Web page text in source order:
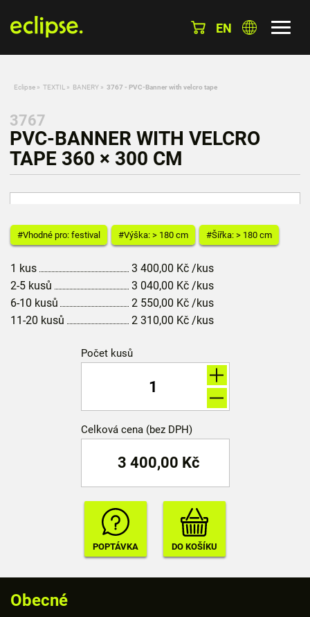
EN
Eclipse » TEXTIL » BANERY » 3767 - PVC-Banner with velcro tape
3767
PVC-BANNER WITH VELCRO
TAPE 360 × 300 CM
#Vhodné pro: festival #Výška: > 180 cm #Šířka: > 180 cm
1 kus 3 400,00 Kč /kus
2-5 kusů
3 040,00 Kč /kus
6-10 kusů
2 550,00 Kč /kus
11-20 kusů
2 310,00 Kč /kus
Počet kusů
Celková cena (bez DPH)
3 400,00 Kč
Obecné